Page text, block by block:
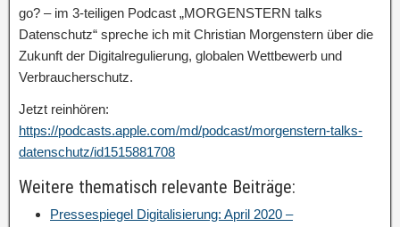
go? – im 3-teiligen Podcast „MORGENSTERN talks
Datenschutz“ spreche ich mit Christian Morgenstern über die
Zukunft der Digitalregulierung, globalen Wettbewerb und
Verbraucherschutz.
Jetzt reinhören:
https://podcasts.apple.com/md/podcast/morgenstern-talks-
datenschutz/id1515881708
Weitere thematisch relevante Beiträge:
Pressespiegel Digitalisierung: April 2020 –